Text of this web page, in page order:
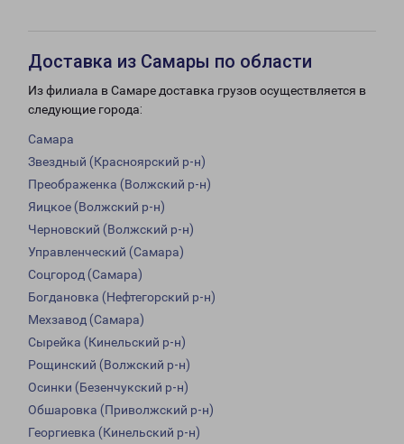
Доставка из Самары по области
Из филиала в Самаре доставка грузов осуществляется в
следующие города:
Самара
Звездный (Красноярский р-н)
Преображенка (Волжский р-н)
Яицкое (Волжский р-н)
Черновский (Волжский р-н)
Управленческий (Самара)
Соцгород (Самара)
Богдановка (Нефтегорский р-н)
Мехзавод (Самара)
Сырейка (Кинельский р-н)
Рощинский (Волжский р-н)
Осинки (Безенчукский р-н)
Обшаровка (Приволжский р-н)
Георгиевка (Кинельский р-н)